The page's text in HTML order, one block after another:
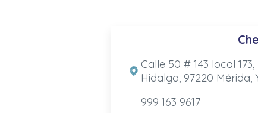
Calle 50 # 143 local
Hidalgo, 97220 Mérida,
999 163 9617